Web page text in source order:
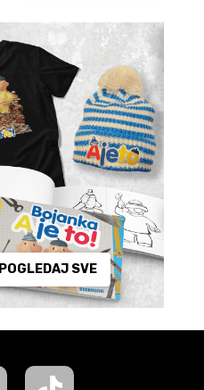
POGLEDAJ SVE